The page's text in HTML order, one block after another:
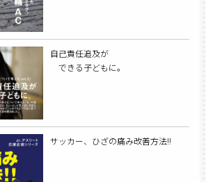
自己責任追及が
できる子どもに。
サッカー、ひざの痛み改善方法!!